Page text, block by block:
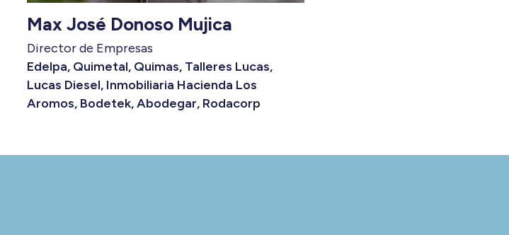
Max José Donoso Mujica
Director de Empresas
Edelpa, Quimetal, Quimas, Talleres Lucas,
Lucas Diesel, Inmobiliaria Hacienda Los
Aromos, Bodetek, Abodegar, Rodacorp